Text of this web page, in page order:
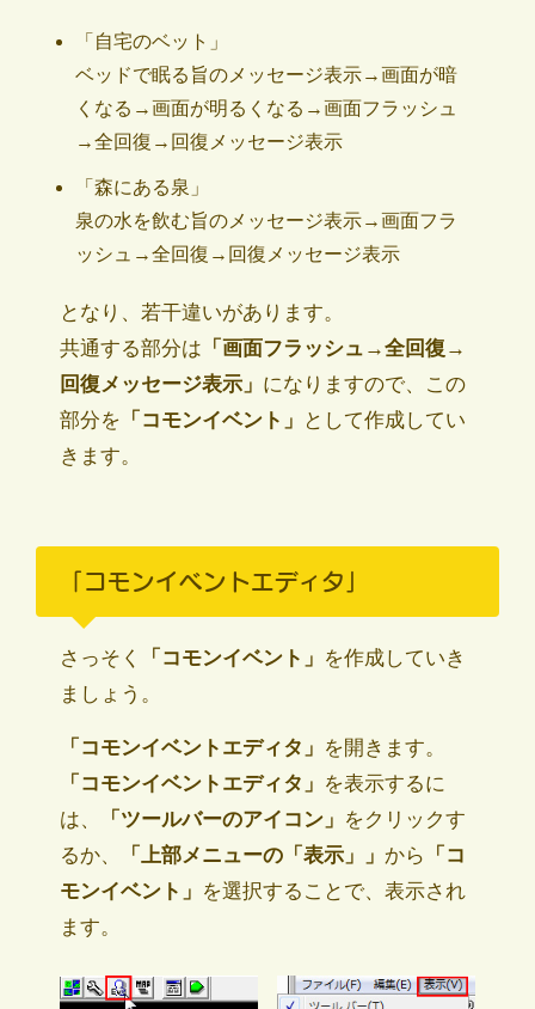
「自宅のベット」
ベッドで眠る旨のメッセージ表示→画面が暗
くなる→画面が明るくなる→画面フラッシュ
→全回復→回復メッセージ表示
「森にある泉」
泉の水を飲む旨のメッセージ表示→画面フラ
ッシュ→全回復→回復メッセージ表示
となり、若干違いがあります。
共通する部分は 「画面フラッシュ→全回復→
回復メッセージ表示」 になりますので、この
部分を 「コモンイベント」
として作成してい
きます。
「コモンイベントエディタ」
さっそく 「コモンイベント」 を作成していき
ましょう。
「コモンイベントエディタ」 を開きます。
「コモンイベントエディタ」 を表示するに
は、
「ツールバーのアイコン」 をクリックす
るか、
「上部メニューの「表示」」 から
「コ
モンイベント」 を選択することで、表示され
ます。